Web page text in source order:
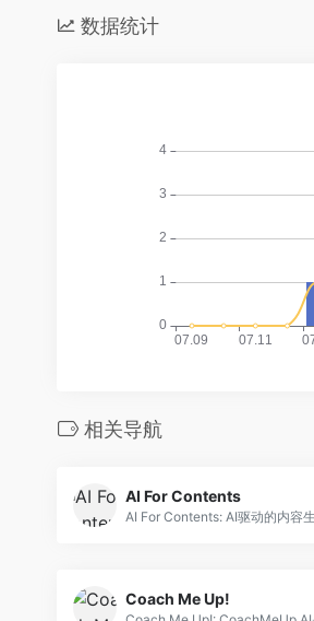
数据统计
相关导航
AI For Contents
AI For Contents: AI驱动的内容
Coach Me Up!